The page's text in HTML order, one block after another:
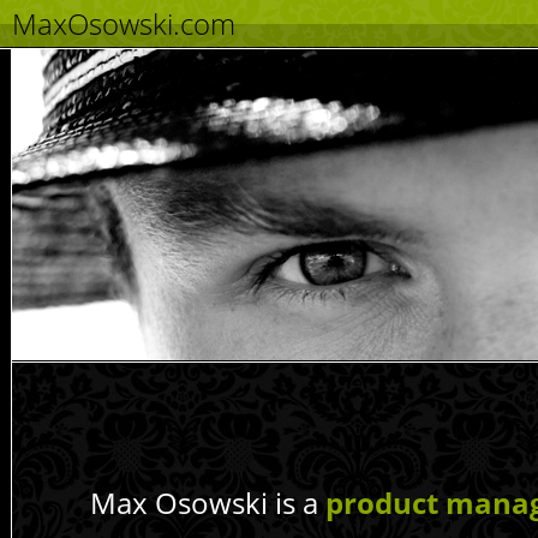
MaxOsowski.com
Max Osowski, Maks Osowski or
Max Osowski is a product